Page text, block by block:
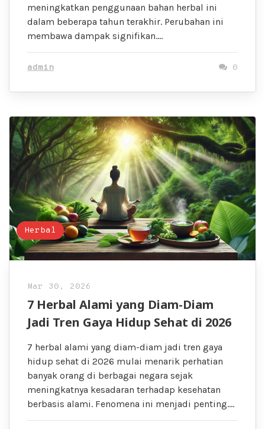
meningkatkan penggunaan bahan herbal ini
dalam beberapa tahun terakhir. Perubahan ini
membawa dampak signifikan….
admin 0
Herbal
Mar 30, 2026
7 Herbal Alami yang Diam-Diam
Jadi Tren Gaya Hidup Sehat di 2026
7 herbal alami yang diam-diam jadi tren gaya
hidup sehat di 2026 mulai menarik perhatian
banyak orang di berbagai negara sejak
meningkatnya kesadaran terhadap kesehatan
berbasis alami. Fenomena ini menjadi penting….